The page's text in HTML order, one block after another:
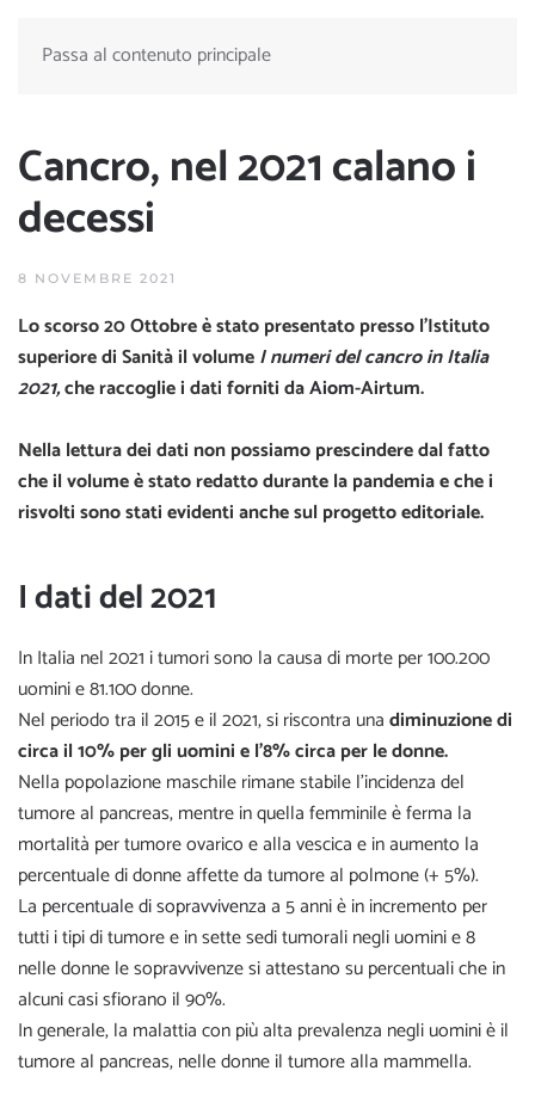
Passa al contenuto principale
Cancro, nel 2021 calano i
decessi
8 NOVEMBRE 2021
Lo scorso 20 Ottobre è stato presentato presso l’Istituto
superiore di Sanità il volumeI numeri del cancro in Italia
2021,che raccoglie i dati forniti daAiom-Airtum.
Nella lettura dei dati non possiamo prescindere dal fatto
che il volume è stato redatto durante la pandemia e che i
risvolti sono stati evidenti anche sul progetto editoriale.
I dati del 2021
In Italia nel 2021 i tumori sono la causa di morte per 100.200
uomini e 81.100 donne.
Nel periodo tra il 2015 e il 2021, si riscontra unadiminuzione di
circa il 10% per gli uomini e l’8% circa per le donne.
Nella popolazione maschile rimane stabile l’incidenza del
tumore al pancreas, mentre in quella femminile è ferma la
mortalità per tumore ovarico e alla vescica e in aumento la
percentuale di donne affette da tumore al polmone (+ 5%).
La percentuale di sopravvivenzaa 5 anni è in incremento per
tutti i tipi di tumore e in sette sedi tumorali negli uomini e 8
nelle donne le sopravvivenze si attestano su percentuali che in
alcuni casi sfiorano il 90%.
In generale, la malattia con più alta prevalenza negli uomini è il
tumore al pancreas, nelle donne il tumore alla mammella.